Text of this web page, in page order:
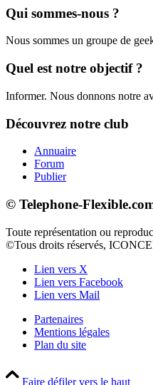
Qui sommes-nous ?
Nous sommes un groupe de
Quel est notre objectif ?
Informer. Nous donnons notre
Découvrez notre club
Annuaire
Forum
Publier
© Telephone-
Toute représentation ou
©Tous droits réservés,
Lien vers X
Lien vers Facebook
Lien vers Mail
Partenaires
Mentions légales
Plan du site
Faire défiler vers le haut